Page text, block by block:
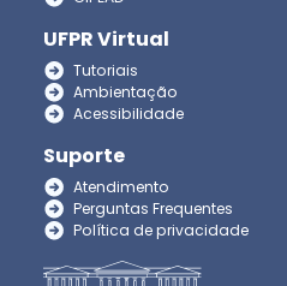
UFPR Virtual
Tutoriais
Ambientação
Acessibilidade
Suporte
Atendimento
Perguntas Frequentes
Política de privacidade